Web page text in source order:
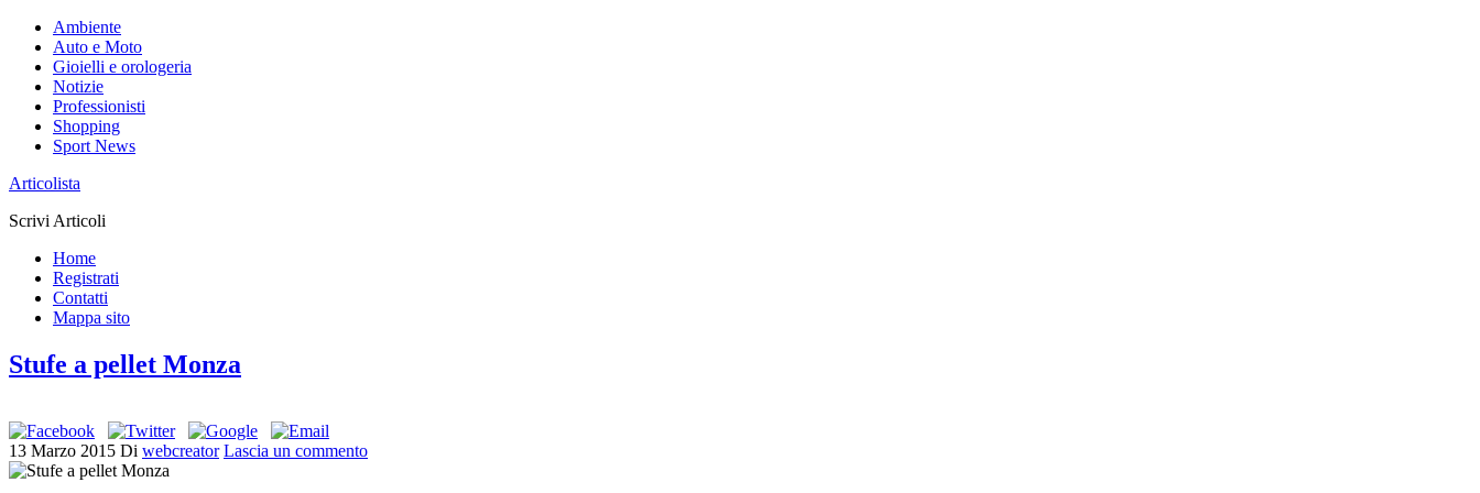
Ambiente
Auto e Moto
Gioielli e orologeria
Notizie
Professionisti
Shopping
Sport News
Articolista
Scrivi Articoli
Home
Registrati
Contatti
Mappa sito
Stufe a pellet Monza
13 Marzo 2015 Di webcreator Lascia un commento